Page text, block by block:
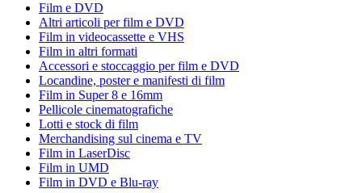
Film e DVD
Altri articoli per film e DVD
Film in videocassette e VHS
Film in altri formati
Accessori e stoccaggio per film e DVD
Locandine, poster e manifesti di film
Film in Super 8 e 16mm
Pellicole cinematografiche
Lotti e stock di film
Merchandising sul cinema e TV
Film in LaserDisc
Film in UMD
Film in DVD e Blu-ray